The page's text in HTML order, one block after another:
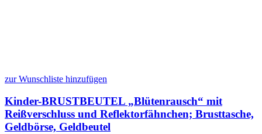
zur Wunschliste hinzufügen
Kinder-BRUSTBEUTEL „Blütenrausch“ mit
Reißverschluss und Reflektorfähnchen; Brusttasche,
Geldbörse, Geldbeutel